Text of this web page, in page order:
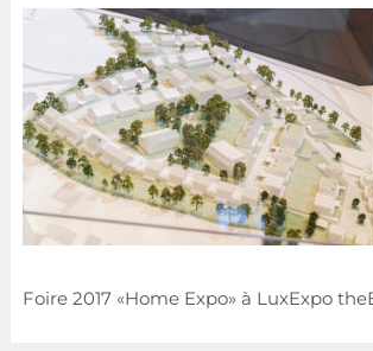
Foire 2017 «Home Expo» à LuxExpo